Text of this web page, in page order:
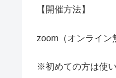
【開催方法】
zoom（オンライン
※初めての方は使